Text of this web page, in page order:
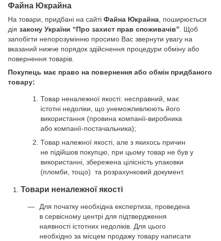
Файна Юкрайна
На товари, придбані на сайті Файна Юкрайна , поширюється
дія закону України “Про захист прав споживачів” . Щоб
запобігти непорозумінню просимо Вас звернути увагу на
вказаний нижче порядок здійснення процедури обміну або
повернення товарів.
Покупець має право на повернення або обмін придбаного
товару:
Товар неналежної якості: несправний, має
істотні недоліки, що унеможливлюють його
використання (провина компанії-виробника
або компанії-постачальника);
Товар належної якості, але з якихось причин
не підійшов покупцю, при цьому товар не був у
використанні, збережена цілісність упаковки
(пломби, тощо) та розрахунковий документ.
Товари неналежної якості
Для початку необхідна експертиза, проведена
в сервісному центрі для підтвердження
наявності істотних недоліків. Для цього
необхідно за місцем продажу товару написати